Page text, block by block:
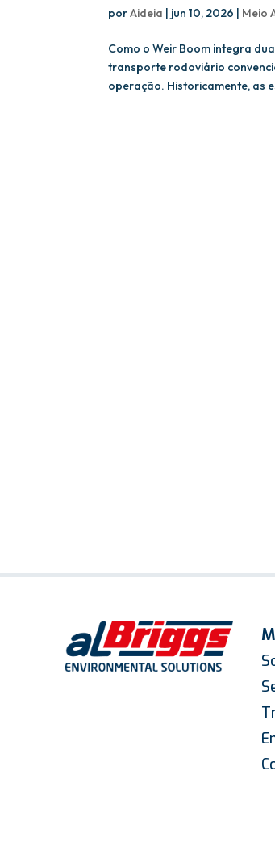
porAideia | jun 10, 2026 | Meio
Como o Weir Boom integra
transporte rodoviário
operação. Historicamente, as